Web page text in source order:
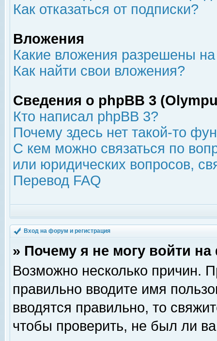
Как отказаться от подписки?
Вложения
Какие вложения разрешены
Как найти свои вложения?
Сведения о phpBB 3
Кто написал phpBB 3?
Почему здесь нет такой-то
С кем можно связаться по
или юридических вопросов,
Перевод FAQ
Вход на форум и регистрация
» Почему я не могу войти
Возможно несколько причин.
правильно вводите имя
вводятся правильно, то
чтобы проверить, не был ли